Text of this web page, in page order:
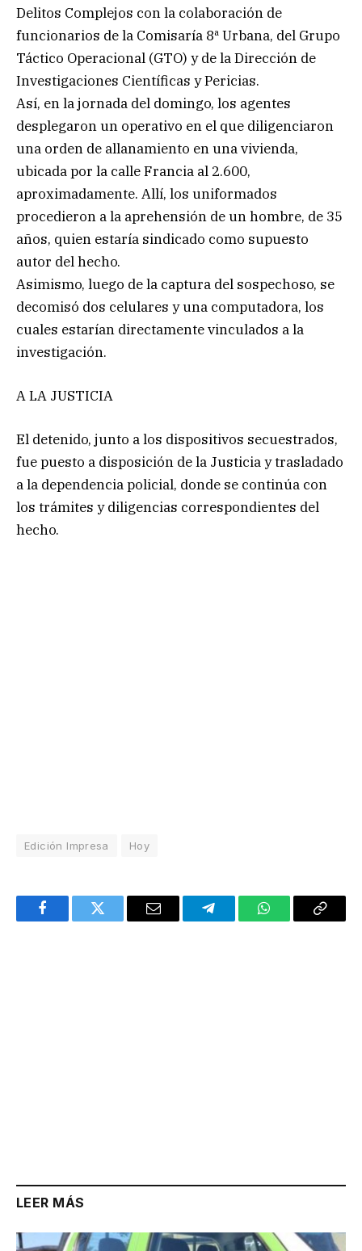
Delitos Complejos con la colaboración de
funcionarios de la Comisaría 8ª Urbana, del Grupo
Táctico Operacional (GTO) y de la Dirección de
Investigaciones Científicas y Pericias.
Así, en la jornada del domingo, los agentes
desplegaron un operativo en el que diligenciaron
una orden de allanamiento en una vivienda,
ubicada por la calle Francia al 2.600,
aproximadamente. Allí, los uniformados
procedieron a la aprehensión de un hombre, de 35
años, quien estaría sindicado como supuesto
autor del hecho.
Asimismo, luego de la captura del sospechoso, se
decomisó dos celulares y una computadora, los
cuales estarían directamente vinculados a la
investigación.
A LA JUSTICIA
El detenido, junto a los dispositivos secuestrados,
fue puesto a disposición de la Justicia y trasladado
a la dependencia policial, donde se continúa con
los trámites y diligencias correspondientes del
hecho.
Edición Impresa Hoy
FacebookTwitter Email TelegramWhatsAppCopy
LEER MÁS